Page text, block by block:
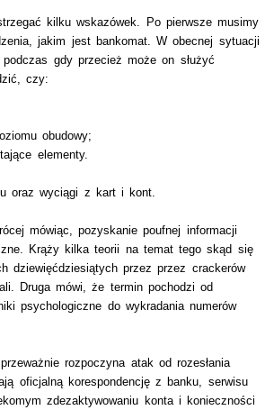
kilku wskazówek. Po pierwsze musimy
jakim jest bankomat. W obecnej sytuacji
gdy przecież może on służyć
czy:
obudowy;
elementy.
oraz wyciągi z kart i kont.
mówiąc, pozyskanie poufnej informacji
Krąży kilka teorii na temat tego skąd się
dziewięćdziesiątych przez przez crackerów
Druga mówi, że termin pochodzi od
psychologiczne do wykradania numerów
rozpoczyna atak od rozesłania
oficjalną korespondencję z banku, serwisu
zdezaktywowaniu konta i konieczności